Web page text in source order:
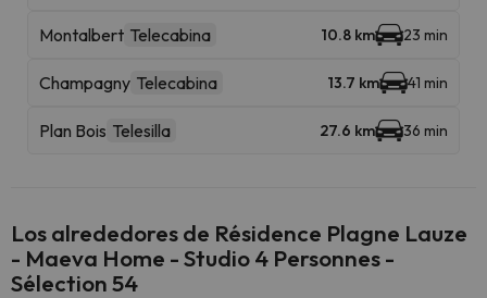
Montalbert Telecabina 10.8 km 23 min
Champagny Telecabina 13.7 km 41 min
Plan Bois Telesilla 27.6 km 36 min
Los alrededores de Résidence Plagne Lauze
- Maeva Home - Studio 4 Personnes -
Sélection 54